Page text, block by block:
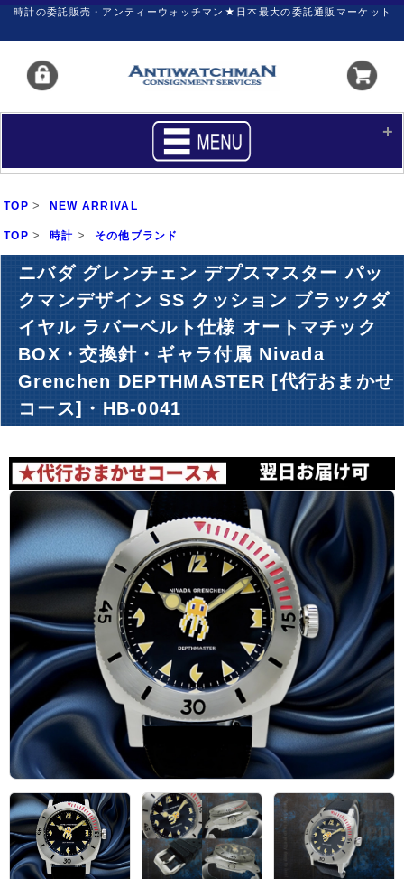
時計の委託販売・アンティーウォッチマン★日本最大の委託通販マーケット
買いたい
サポート マイページ
新着リスト 価格ダウン
価格の交渉 時計の修理
カレンダープライス ファイナルボックス
アーカイブ
TOP > NEW ARRIVAL
TOP > 時計 > その他ブランド
ニバダ グレンチェン デプスマスター パッ
クマンデザイン SS クッション ブラックダ
イヤル ラバーベルト仕様 オートマチック
BOX・交換針・ギャラ付属 Nivada
Grenchen DEPTHMASTER [代行おまかせ
コース]・HB-0041